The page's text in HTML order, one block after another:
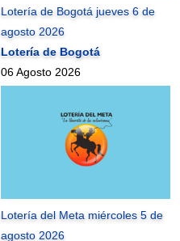
Lotería de Bogotá jueves 6 de
agosto 2026
Lotería de Bogotá
06 Agosto 2026
Lotería del Meta miércoles 5 de
agosto 2026